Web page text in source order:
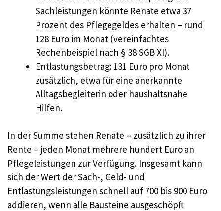
Sachleistungen könnte Renate etwa 37
Prozent des Pflegegeldes erhalten – rund
128 Euro im Monat (vereinfachtes
Rechenbeispiel nach § 38 SGB XI).
Entlastungsbetrag: 131 Euro pro Monat
zusätzlich, etwa für eine anerkannte
Alltagsbegleiterin oder haushaltsnahe
Hilfen.
In der Summe stehen Renate – zusätzlich zu ihrer
Rente – jeden Monat mehrere hundert Euro an
Pflegeleistungen zur Verfügung. Insgesamt kann
sich der Wert der Sach-, Geld- und
Entlastungsleistungen schnell auf 700 bis 900 Euro
addieren, wenn alle Bausteine ausgeschöpft